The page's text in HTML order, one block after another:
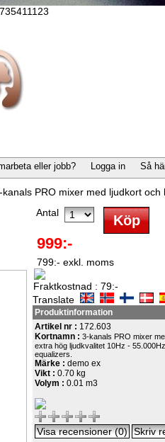
eller jobb? Logga in Så
kanals PRO mixer med ljudkort och
Antal
999:-
799:- exkl. moms
Fraktkostnad : 79:-
Translate
Produktinformation
Artikel nr : 172.603
Kortnamn :3-kanals PRO mixer
extra hög ljudkvalitet 10Hz -
equalizers.
Märke :demo ex
Vikt :0.70 kg
Volym :0.01 m3